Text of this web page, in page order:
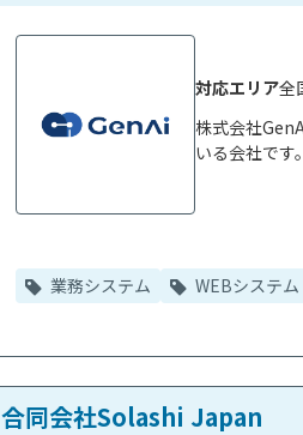
株式会社
いる会社です
対応エリア全
業務システム WEBシステム
合同会社Solashi Japan